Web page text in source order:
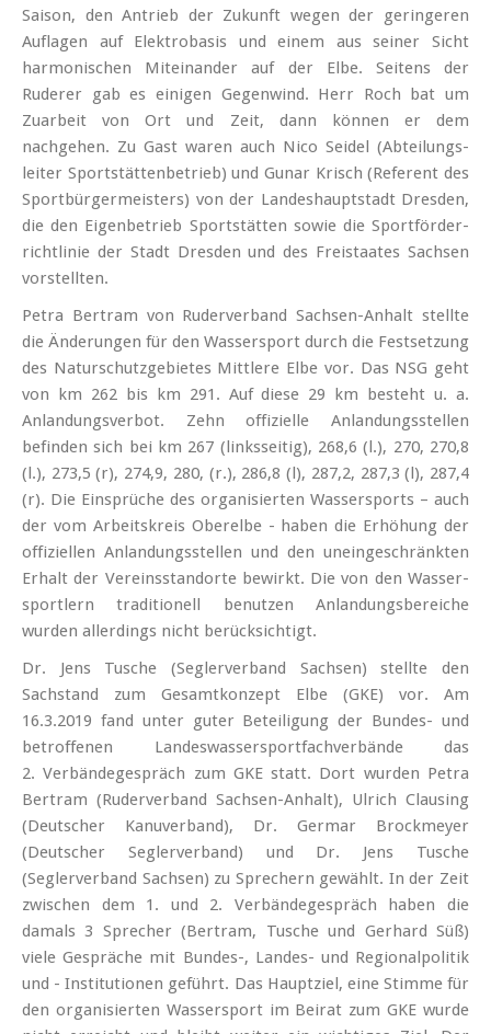
Saison, den Antrieb der Zukunft wegen der geringeren
Auflagen auf Elektrobasis und einem aus seiner Sicht
harmonischen Miteinander auf der Elbe. Seitens der
Ruderer gab es einigen Gegenwind. Herr Roch bat um
Zuarbeit von Ort und Zeit, dann können er dem
nachgehen. Zu Gast waren auch Nico Seidel (Abteilungs­
leiter Sport­stätten­betrieb) und Gunar Krisch (Referent des
Sport­bürger­meisters) von der Landeshauptstadt Dresden,
die den Eigenbetrieb Sportstätten sowie die Sport­förder­
richt­linie der Stadt Dresden und des Freistaates Sachsen
vorstellten.
Petra Bertram von Ruder­verband Sachsen-Anhalt stellte
die Änderungen für den Wassersport durch die Festsetzung
des Naturschutzgebietes Mittlere Elbe vor. Das NSG geht
von km 262 bis km 291. Auf diese 29 km besteht u. a.
Anlandungsverbot. Zehn offizielle Anlandungsstellen
befinden sich bei km 267 (linksseitig), 268,6 (l.), 270, 270,8
(l.), 273,5 (r), 274,9, 280, (r.), 286,8 (l), 287,2, 287,3 (l), 287,4
(r). Die Einsprüche des organisierten Wassersports – auch
der vom Arbeitskreis Oberelbe - haben die Erhöhung der
offiziellen Anlandungs­stellen und den uneingeschränkten
Erhalt der Vereins­standorte bewirkt. Die von den Wasser­
sportlern traditionell benutzen Anlandungs­bereiche
wurden allerdings nicht berücksichtigt.
Dr. Jens Tusche (Seglerverband Sachsen) stellte den
Sachstand zum Gesamtkonzept Elbe (GKE) vor. Am
16.3.2019 fand unter guter Beteiligung der Bundes- und
betroffenen Landes­wasser­sport­fach­verbände das
2. Verbände­gespräch zum GKE statt. Dort wurden Petra
Bertram (Ruder­verband Sachsen-Anhalt), Ulrich Clausing
(Deutscher Kanuverband), Dr. Germar Brockmeyer
(Deutscher Seglerverband) und Dr. Jens Tusche
(Seglerverband Sachsen) zu Sprechern gewählt. In der Zeit
zwischen dem 1. und 2. Verbände­gespräch haben die
damals 3 Sprecher (Bertram, Tusche und Gerhard Süß)
viele Gespräche mit Bundes-, Landes- und Regionalpolitik
und - Institutionen geführt. Das Hauptziel, eine Stimme für
den organisierten Wassersport im Beirat zum GKE wurde